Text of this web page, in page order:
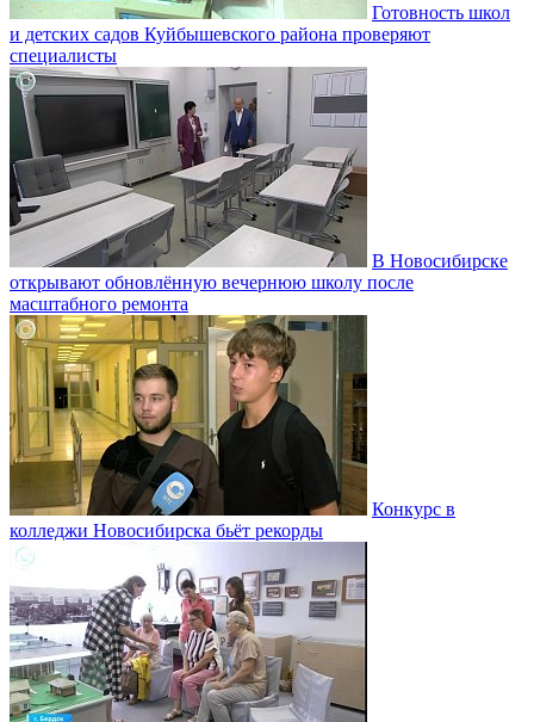
Готовность школ
и детских садов Куйбышевского района проверяют
специалисты
В Новосибирске
открывают обновлённую вечернюю школу после
масштабного ремонта
Конкурс в
колледжи Новосибирска бьёт рекорды